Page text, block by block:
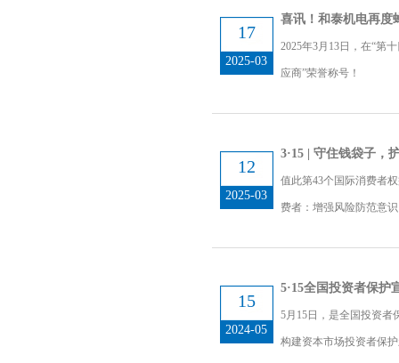
17
2025-03
喜讯！和泰机电再度
2025年3月13日，在“第
应商”荣誉称号！
12
2025-03
3·15 | 守住钱袋子，
值此第43个国际消费者
费者：增强风险防范意
15
2024-05
5·15全国投资者保
5月15日，是全国投资者
构建资本市场投资者保